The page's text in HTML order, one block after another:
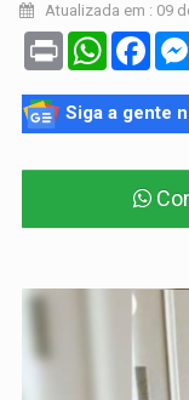
Atualizada em : 09
Print WhatsApp
Siga a gente